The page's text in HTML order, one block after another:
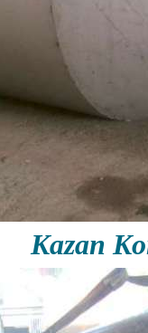
Kazan